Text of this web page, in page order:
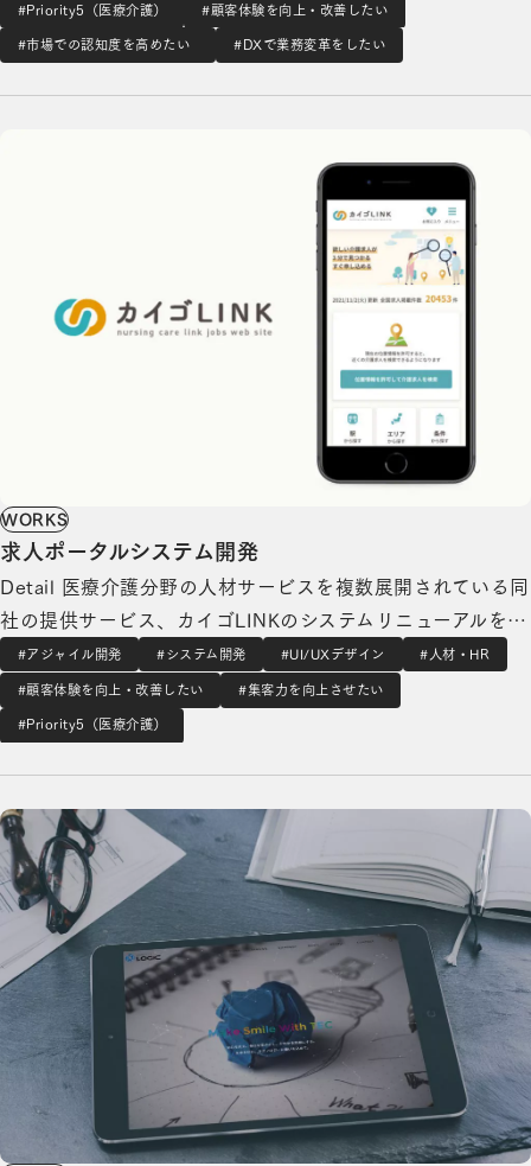
らに、単に要求されたものを作るだけではなく、当社として
最善と考えるユーザー体験やサービスの機能を提案しまし
#Priority5（医療介護） #顧客体験を向上・改善したい
#市場での認知度を高めたい #DXで業務変革をしたい
WORKS
求人ポータルシステム開発
Detail 医療介護分野の人材サービスを複数展開されている同
社の提供サービス、カイゴLINKのシステムリニューアルを
担当しました。アジャイル開発のプロジェクトで、技術は
Ruby on Rails , React を採用しております。 精緻なユーザ
#アジャイル開発 #システム開発 #UI/UXデザイン #人材・HR
#顧客体験を向上・改善したい #集客力を向上させたい
#Priority5（医療介護）